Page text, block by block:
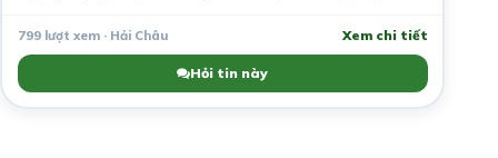
799 lượt xem · Hải Châu Xem chi tiết
Hỏi tin này